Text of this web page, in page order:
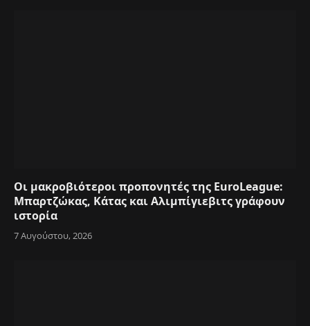
Οι μακροβιότεροι προπονητές της EuroLeague:
Μπαρτζώκας, Κάτας και Αλιμπίγιεβιτς γράφουν
ιστορία
7 Αυγούστου, 2026